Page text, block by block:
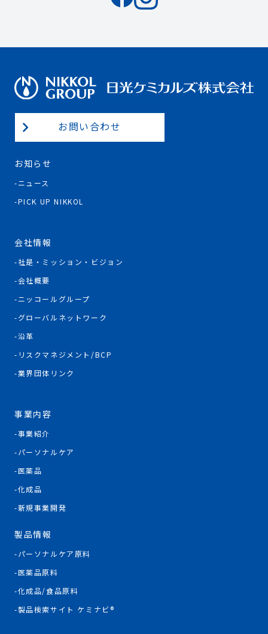
お問い合わせ
お知らせ
ニュース
PICK UP NIKKOL
会社情報
社是・ミッション・ビジョン
会社概要
ニッコールグループ
グローバルネットワーク
沿革
リスクマネジメント/BCP
業界団体リンク
事業内容
事業紹介
パーソナルケア
医薬品
化成品
新規事業開発
製品情報
パーソナルケア原料
医薬品原料
化成品/食品原料
製品検索サイト ケミナビ®